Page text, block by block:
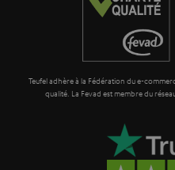
Teufel adhère à la Fédération du e-
qualité. La Fevad est membre du